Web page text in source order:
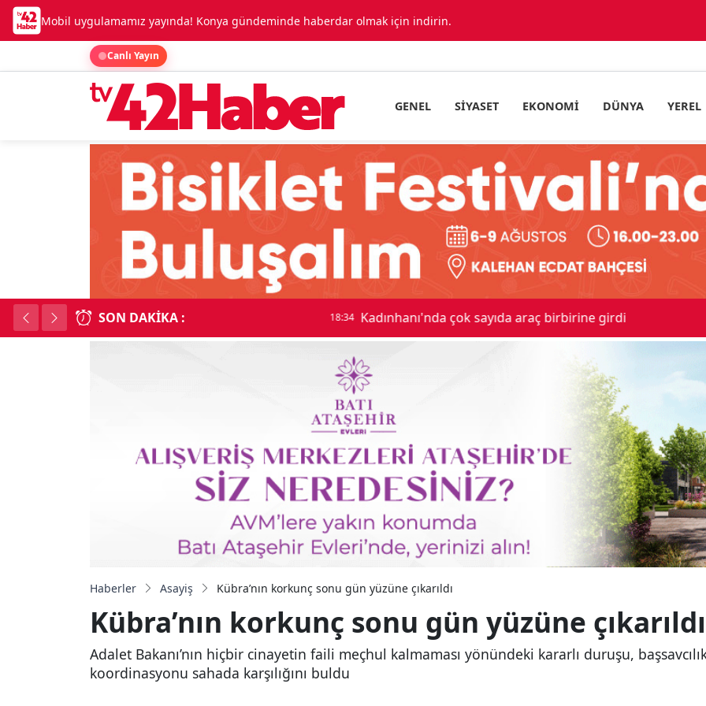
Mobil uygulamamız yayında! Konya gündeminde haberdar olmak için indirin.
Canlı Yayın
GENEL SIYASET EKONOMI DÜNYA YEREL
SON DAKIKA : Kadınhanı'nda çok sayıda araç birbirine girdi
Haberler Asayiş Kübra’nın korkunç sonu gün yüzüne çıkarıldı
Kübra’nın korkunç sonu gün yüzüne çıkarıldı
Adalet Bakanı’nın hiçbir cinayetin faili meçhul kalmaması yönündeki kararlı duruşu,
koordinasyonu sahada karşılığını buldu